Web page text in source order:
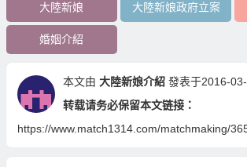
大陸新娘 大陸新娘政府立案
婚姻介紹
本文由 大陸新娘介紹 發表于2016-
转载请务必保留本文链接：
https://www.match1314.com/matchmaking/